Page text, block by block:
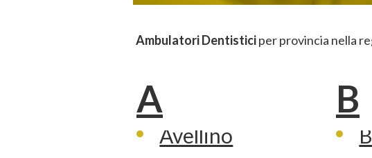
Ambulatori Dentisticiper provincia nella
A
Avellino
B